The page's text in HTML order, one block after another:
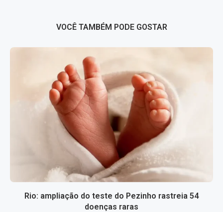
VOCÊ TAMBÉM PODE GOSTAR
Rio: ampliação do teste do Pezinho rastreia 54
doenças raras